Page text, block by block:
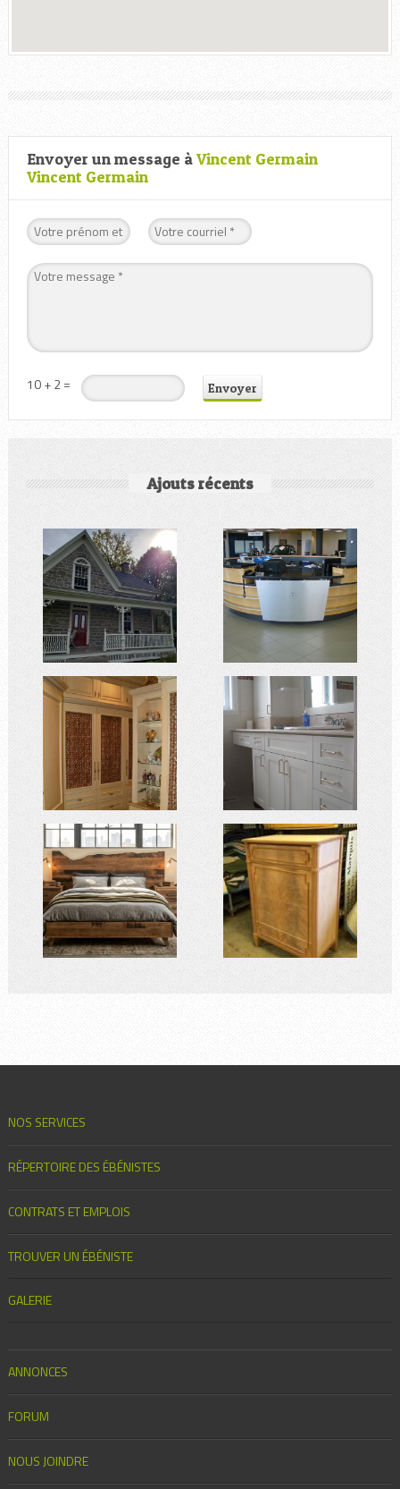
Envoyer un message àVincent Germain
Vincent Germain
10 + 2 =
Ajouts récents
NOS SERVICES
RÉPERTOIRE DES ÉBÉNISTES
CONTRATS ET EMPLOIS
TROUVER UN ÉBÉNISTE
GALERIE
ANNONCES
FORUM
NOUS JOINDRE